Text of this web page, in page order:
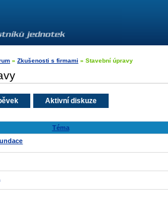
» Zkušenosti s firmami » Stavební úpravy
Aktivní diskuze
Téma